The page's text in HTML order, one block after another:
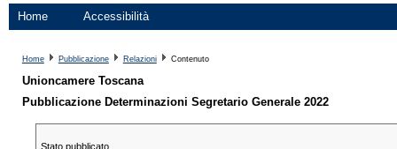
Home Accessibilità
Home Pubblicazione Relazioni Contenuto
Unioncamere Toscana
Pubblicazione Determinazioni Segretario Generale 2022
Stato pubblicato